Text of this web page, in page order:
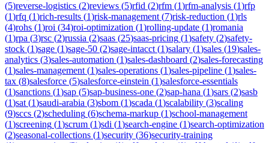
(5)reverse-logistics (2)reviews (5)rfid (2)rfm (1)rfm-analysis (1)rfp
(1)rfq (1)rich-results (1)risk-management (7)risk-reduction (1)rls
(4)rohs (1)roi (34)roi-optimization (1)rolling-update (1)romania
(1)rpa (3)rsc (2)russia (2)saas (25)saas-pricing (1)safety (2)safety-
stock (1)sage (1)sage-50 (2)sage-intacct (1)salary (1)sales (19)sales-
analytics (3)sales-automation (1)sales-dashboard (2)sales-forecasting
(1)sales-management (1)sales-operations (1)sales-pipeline (1)sales-
tax (8)salesforce (5)salesforce-einstein (1)salesforce-essentials
(1)sanctions (1)sap (5)sap-business-one (2)sap-hana (1)sars (2)sasb
(1)sat (1)saudi-arabia (3)sbom (1)scada (1)scalability (3)scaling
(9)sccs (2)scheduling (6)schema-markup (1)school-management
(1)screening (1)scrum (1)sdi (1)search-engine (1)search-optimization
(2)seasonal-collections (1)security (36)security-training